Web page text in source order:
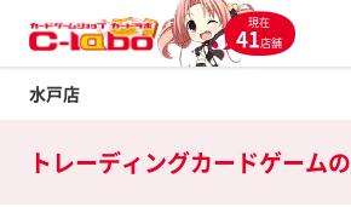
現在
41店舗
水戸店
Twitter
トレーディングカードゲームの